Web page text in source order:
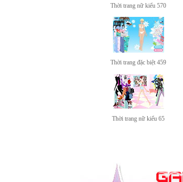
Thời trang nữ kiểu 570
Thời trang đặc biệt 459
Thời trang nữ kiểu 65